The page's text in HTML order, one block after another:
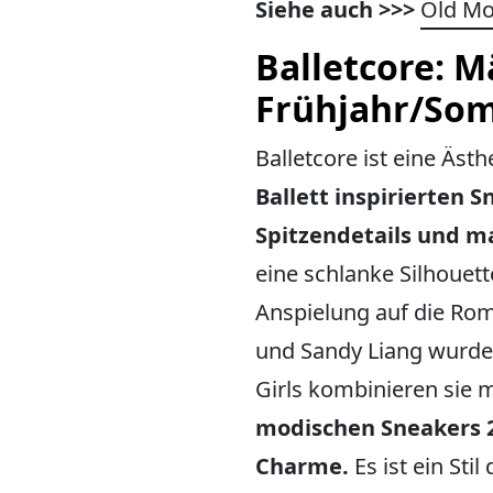
Siehe auch >>> Old
Balletcore:
Frühjahr/
Balletcore ist eine
Ballett inspirierten
Spitzendetails und
eine schlanke
Anspielung auf die
und Sandy Liang
Girls kombinieren sie
modischen
Charme. Es ist ein